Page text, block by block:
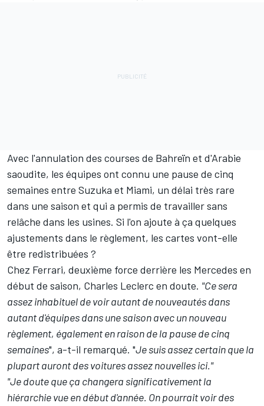
Avec l'annulation des courses de Bahreïn et d'Arabie
saoudite, les équipes ont connu une pause de cinq
semaines entre Suzuka et Miami, un délai très rare
dans une saison et qui a permis de travailler sans
relâche dans les usines. Si l'on ajoute à ça quelques
ajustements dans le règlement, les cartes vont-elle
être redistribuées ?
Chez Ferrari, deuxième force derrière les Mercedes en
début de saison, Charles Leclerc en doute. "Ce sera
assez inhabituel de voir autant de nouveautés dans
autant d'équipes dans une saison avec un nouveau
règlement, également en raison de la pause de cinq
semaines", a-t-il remarqué. "Je suis assez certain que la
plupart auront des voitures assez nouvelles ici."
"Je doute que ça changera significativement la
hiérarchie vue en début d'année. On pourrait voir des